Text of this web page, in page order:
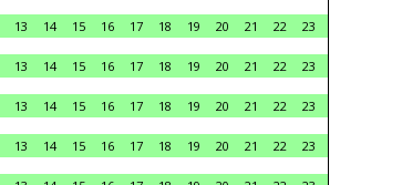
13 14 15 16 17 18 19 20 21 22
23
13 14 15 16 17 18 19 20 21 22
23
13 14 15 16 17 18 19 20 21 22
23
13 14 15 16 17 18 19 20 21 22
23